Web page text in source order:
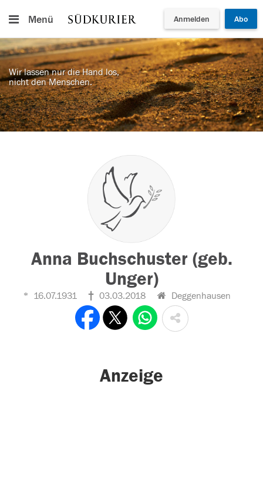
Menü Anmelden Abo
Wir lassen nur die Hand los,
nicht den Menschen.
Anna Buchschuster (geb.
Unger)
16.07.1931 03.03.2018 Deggenhausen
Anzeige